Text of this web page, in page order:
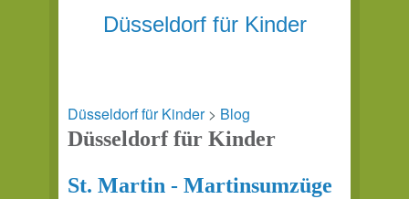
Düsseldorf für Kinder
Düsseldorf für Kinder> Blog
Düsseldorf für Kinder
St. Martin - Martinsumzüge